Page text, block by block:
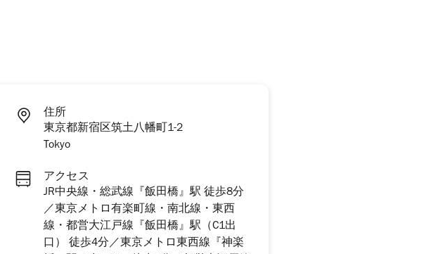
住所
東京都新宿区筑土八幡町1-2
Tokyo
アクセス
JR中央線・総武線『飯田橋』駅 徒歩8分
／東京メトロ有楽町線・南北線・東西
線・都営大江戸線『飯田橋』駅（C1出
口） 徒歩4分／東京メトロ東西線『神楽